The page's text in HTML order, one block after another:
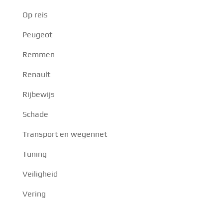
Op reis
Peugeot
Remmen
Renault
Rijbewijs
Schade
Transport en wegennet
Tuning
Veiligheid
Vering